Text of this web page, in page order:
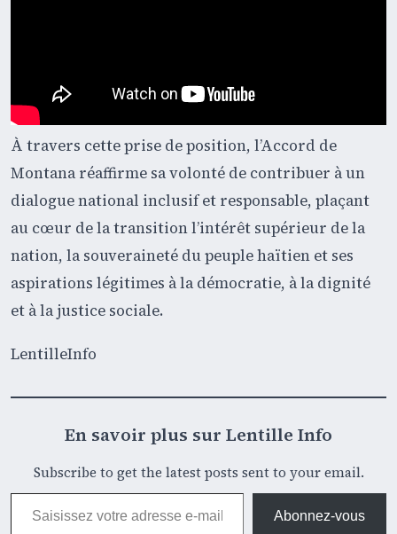
À travers cette prise de position, l’Accord de
Montana réaffirme sa volonté de contribuer à un
dialogue national inclusif et responsable, plaçant
au cœur de la transition l’intérêt supérieur de la
nation, la souveraineté du peuple haïtien et ses
aspirations légitimes à la démocratie, à la dignité
et à la justice sociale.
LentilleInfo
En savoir plus sur Lentille Info
Subscribe to get the latest posts sent to your email.
Saisissez votre adresse e-mail…
Abonnez-vous